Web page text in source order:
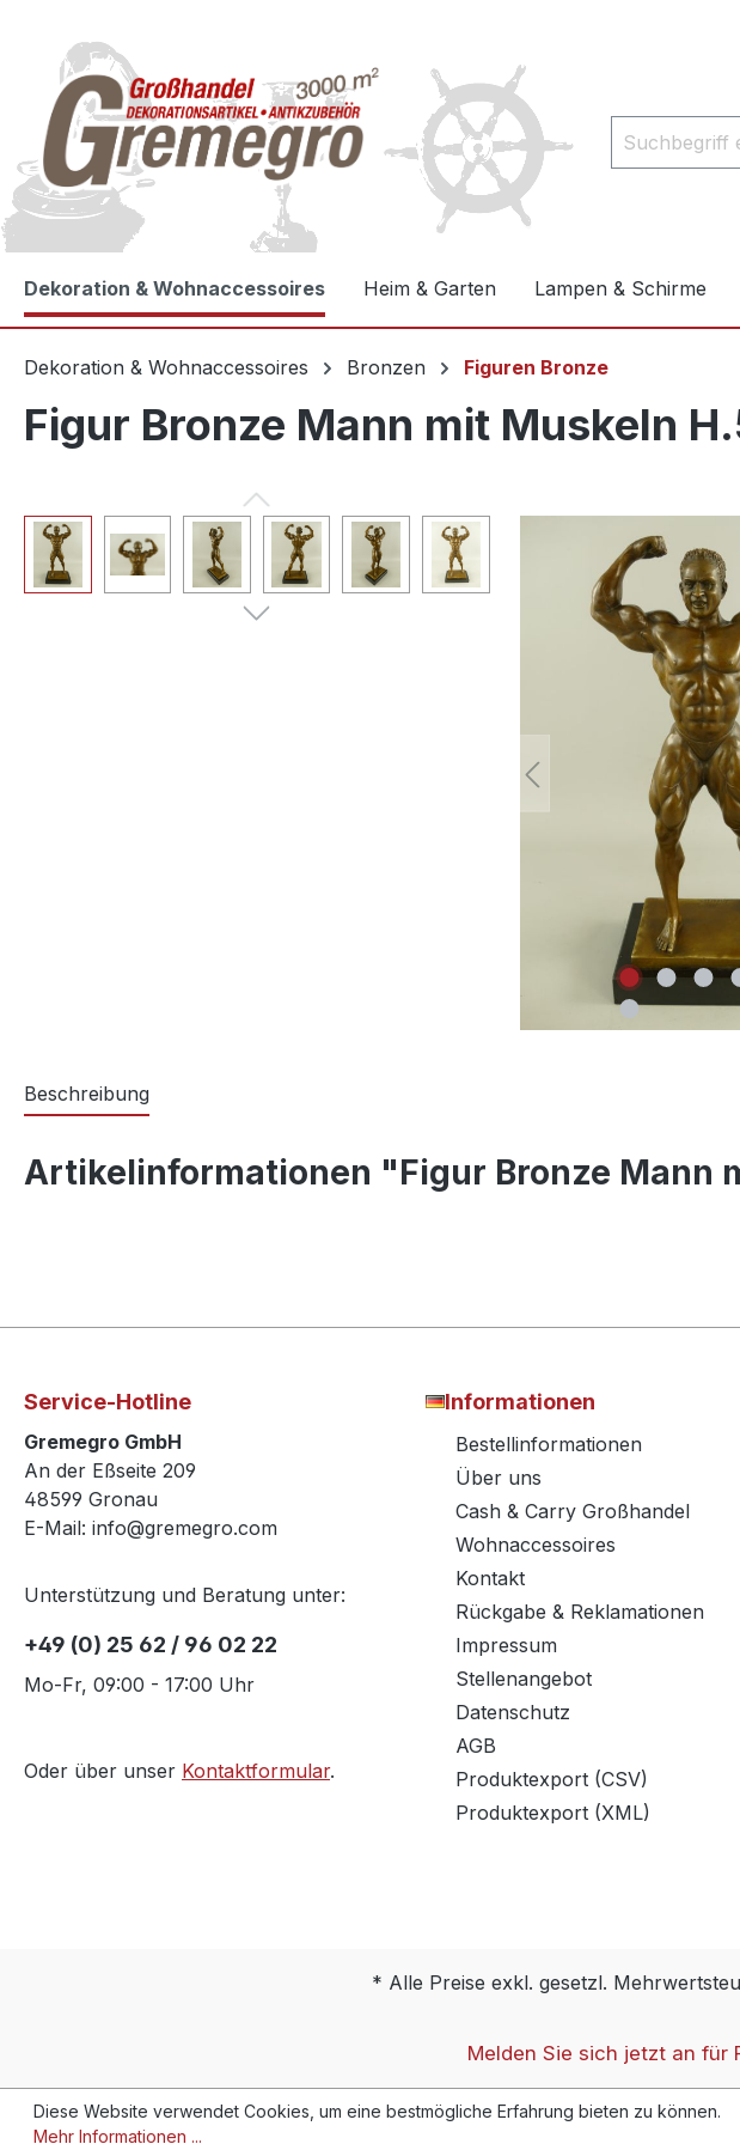
Dekoration & Wohnaccessoires Heim & Garten Lampen & Schirme
Dekoration & Wohnaccessoires Bronzen Figuren Bronze
Figur Bronze Mann mit Muskeln
Beschreibung
Artikelinformationen "Figur Bronze Mann
Service-Hotline
Gremegro GmbH
An der Eßseite 209
48599 Gronau
E-Mail: info@gremegro.com
Unterstützung und Beratung unter:
+49 (0) 25 62 / 96 02 22
Mo-Fr, 09:00 - 17:00 Uhr
Oder über unser Kontaktformular.
Informationen
Bestellinformationen
Über uns
Cash & Carry Großhandel
Wohnaccessoires
Kontakt
Rückgabe & Reklamationen
Impressum
Stellenangebot
Datenschutz
AGB
Produktexport (CSV)
Produktexport (XML)
* Alle Preise exkl. gesetzl.
Melden Sie sich jetzt an für
Diese Website verwendet Cookies, um eine bestmögliche Erfahrung bieten zu können.
Mehr Informationen ...